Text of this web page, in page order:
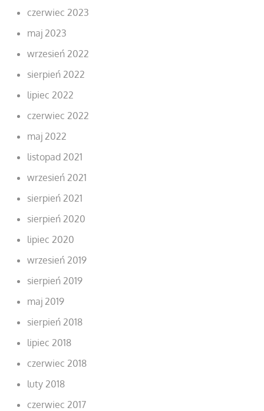
czerwiec 2023
maj 2023
wrzesień 2022
sierpień 2022
lipiec 2022
czerwiec 2022
maj 2022
listopad 2021
wrzesień 2021
sierpień 2021
sierpień 2020
lipiec 2020
wrzesień 2019
sierpień 2019
maj 2019
sierpień 2018
lipiec 2018
czerwiec 2018
luty 2018
czerwiec 2017